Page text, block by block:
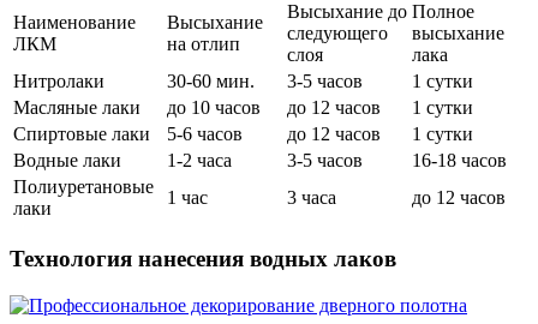
Наименование
ЛКМ
Высыхание
на отлип
Высыхание до
следующего
слоя
Полное
высыхание
лака
Нитролаки
30-60 мин. 3-5 часов
1 сутки
Масляные лаки
до 10 часов до 12 часов
1 сутки
Спиртовые лаки
5-6 часов до 12 часов
1 сутки
Водные лаки
1-2 часа 3-5 часов
16-18 часов
Полиуретановые
лаки
1 час 3 часа до 12 часов
Технология нанесения водных лаков